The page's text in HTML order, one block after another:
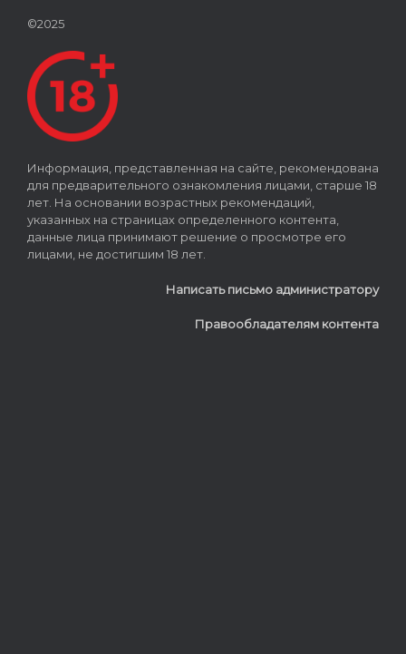
©2025
Информация, представленная на сайте, рекомендована
для предварительного ознакомления лицами, старше 18
лет. На основании возрастных рекомендаций,
указанных на страницах определенного контента,
данные лица принимают решение о просмотре его
лицами, не достигшим 18 лет.
Написать письмо администратору
Правообладателям контента